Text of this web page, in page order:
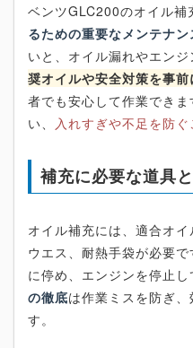
ベンツGLC200のオイル補
るための重要なメンテナン
いと、オイル漏れやエンジ
奨オイルや安全対策を事前
者でも安心して作業でき
い、
入れすぎや不足を防ぐ
補充に必要な道具
オイル補充には、適合オ
ウエス、耐熱手袋が必要
に停め、エンジンを停止し
の徹底は作業ミスを防ぎ
す。